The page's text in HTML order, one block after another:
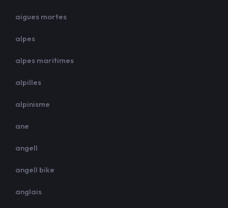
aigues mortes
alpes
alpes maritimes
alpilles
alpinisme
ane
angell
angell bike
anglais